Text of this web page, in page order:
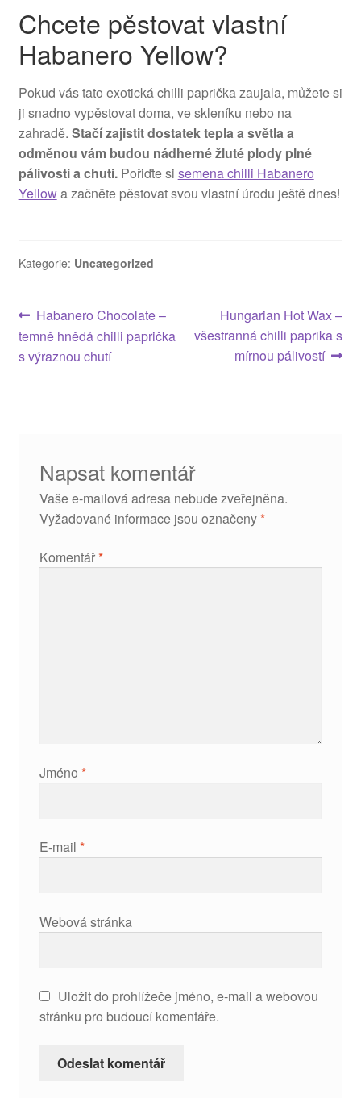
Chcete pěstovat vlastní
Habanero Yellow?
Pokud vás tato exotická chilli paprička zaujala, můžete si
ji snadno vypěstovat doma, ve skleníku nebo na
zahradě. Stačí zajistit dostatek tepla a světla a
odměnou vám budou nádherné žluté plody plné
pálivosti a chuti.Pořiďte si semena chilli Habanero
Yellowa začněte pěstovat svou vlastní úrodu ještě dnes!
Kategorie: Uncategorized
Navigace
pro
Předchozí
příspěvek:
Habanero Chocolate –
temně hnědá chilli paprička
s výraznou chutí
Následující
příspěvek:
Hungarian Hot Wax –
všestranná chilli paprika s
mírnou pálivostí
Napsat komentář
Vaše e-mailová adresa nebude zveřejněna.
Vyžadované informace jsou označeny*
Komentář*
Jméno *
E-mail *
Webová stránka
Uložit do prohlížeče jméno, e-mail a webovou
stránku pro budoucí komentáře.